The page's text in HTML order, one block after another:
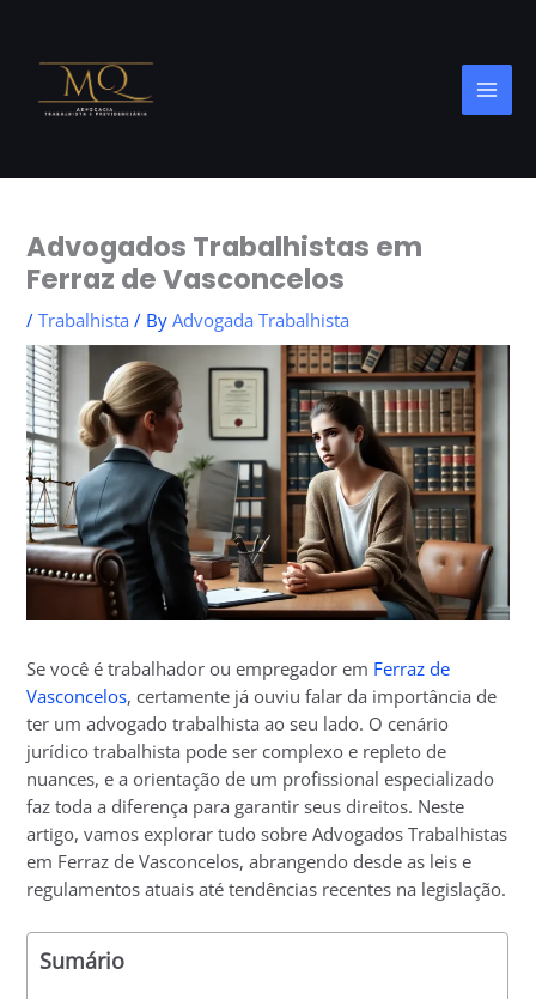
content
Advogados Trabalhistas em
Ferraz de Vasconcelos
/Trabalhista / ByAdvogada Trabalhista
Se você é trabalhador ou empregador em Ferraz de
Vasconcelos, certamente já ouviu falar da importância de
ter um advogado trabalhista ao seu lado. O cenário
jurídico trabalhista pode ser complexo e repleto de
nuances, e a orientação de um profissional especializado
faz toda a diferença para garantir seus direitos. Neste
artigo, vamos explorar tudo sobre Advogados Trabalhistas
em Ferraz de Vasconcelos, abrangendo desde as leis e
regulamentos atuais até tendências recentes na legislação.
Sumário